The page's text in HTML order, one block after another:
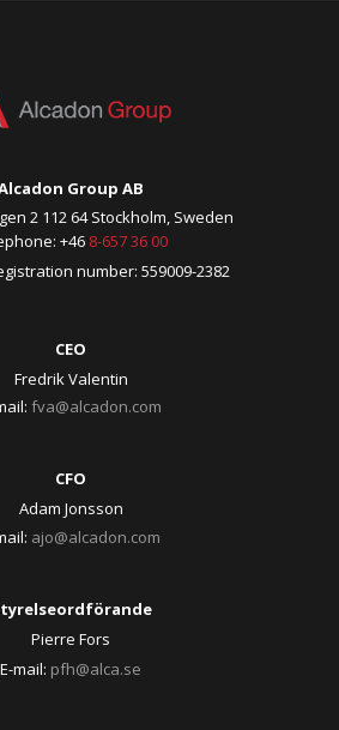
Group AB
2 112 64 Stockholm, Sweden
+46 8-657 36 00
number: 559009-2382
CEO
Fredrik Valentin
fva@alcadon.com
CFO
Adam Jonsson
ajo@alcadon.com
Pierre Fors
E-mail: pfh@alca.se